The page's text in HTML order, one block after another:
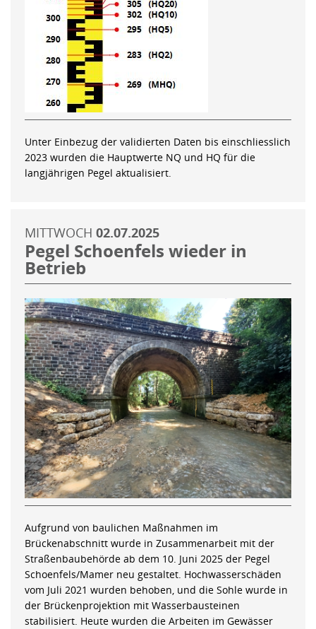
Unter Einbezug der validierten Daten bis einschliesslich
2023 wurden die Hauptwerte NQ und HQ für die
langjährigen Pegel aktualisiert.
MITTWOCH 02.07.2025
Pegel Schoenfels wieder in
Betrieb
Aufgrund von baulichen Maßnahmen im
Brückenabschnitt wurde in Zusammenarbeit mit der
Straßenbaubehörde ab dem 10. Juni 2025 der Pegel
Schoenfels/Mamer neu gestaltet. Hochwasserschäden
vom Juli 2021 wurden behoben, und die Sohle wurde in
der Brückenprojektion mit Wasserbausteinen
stabilisiert. Heute wurden die Arbeiten im Gewässer